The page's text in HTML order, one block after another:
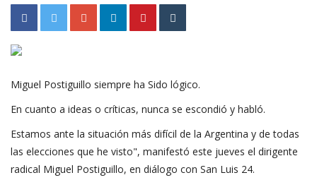
Miguel Postiguillo siempre ha Sido lógico.
En cuanto a ideas o críticas, nunca se escondió y habló.
Estamos ante la situación más difícil de la Argentina y de todas
las elecciones que he visto", manifestó este jueves el dirigente
radical Miguel Postiguillo, en diálogo con San Luis 24.